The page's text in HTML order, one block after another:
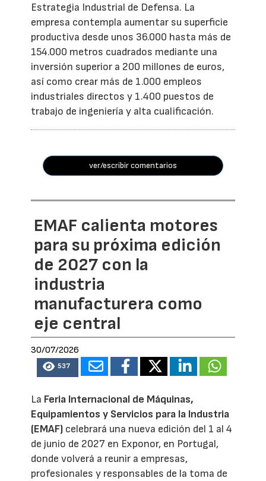
Estrategia Industrial de Defensa. La
empresa contempla aumentar su superficie
productiva desde unos 36.000 hasta más de
154.000 metros cuadrados mediante una
inversión superior a 200 millones de euros,
así como crear más de 1.000 empleos
industriales directos y 1.400 puestos de
trabajo de ingeniería y alta cualificación.
ver/escribir comentarios
EMAF calienta motores
para su próxima edición
de 2027 con la
industria
manufacturera como
eje central
30/07/2026
537
La Feria Internacional de Máquinas,
Equipamientos y Servicios para la Industria
(EMAF) celebrará una nueva edición del 1 al 4
de junio de 2027 en Exponor, en Portugal,
donde volverá a reunir a empresas,
profesionales y responsables de la toma de